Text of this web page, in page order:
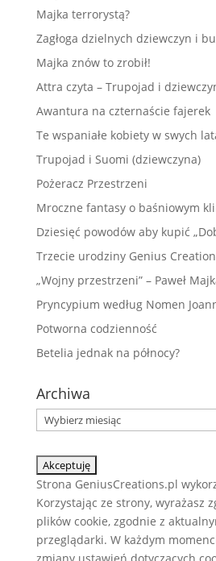
Majka terrorystą?
Zagłoga dzielnych dziewczyn i
Majka znów to zrobił!
Attra czyta – Trupojad i
Awantura na czternaście fajerek
Te wspaniałe kobiety w swych
Trupojad i Suomi (dziewczyna)
Pożeracz Przestrzeni
Mroczne fantasy o baśniowym
Dziesięć powodów aby kupić
Trzecie urodziny Genius
„Wojny przestrzeni” – Paweł
Pryncypium według Nomen
Potworna codzienność
Betelia jednak na północy?
Archiwa
Archiwa
Strona GeniusCreations.pl
Korzystając ze strony, wyrażasz
plików cookie, zgodnie z
przeglądarki. W każdym